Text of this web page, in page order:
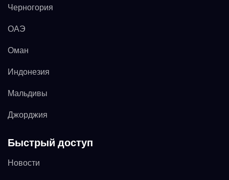
Черногория
ОАЭ
Оман
Индонезия
Мальдивы
Джорджия
Быстрый доступ
Новости